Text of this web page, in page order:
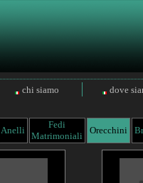
chi siamo dove
Anelli
Fedi
Matrimoniali
Orecchini